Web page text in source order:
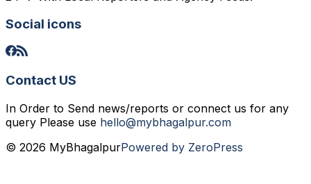
Social icons
Contact US
In Order to Send news/reports or connect us for any
query Please use hello@mybhagalpur.com
© 2026 MyBhagalpurPowered by ZeroPress